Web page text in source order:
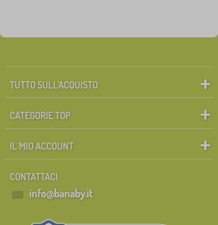
TUTTO SULL’ACQUISTO
CATEGORIE TOP
IL MIO ACCOUNT
CONTATTACI
info@banaby.it